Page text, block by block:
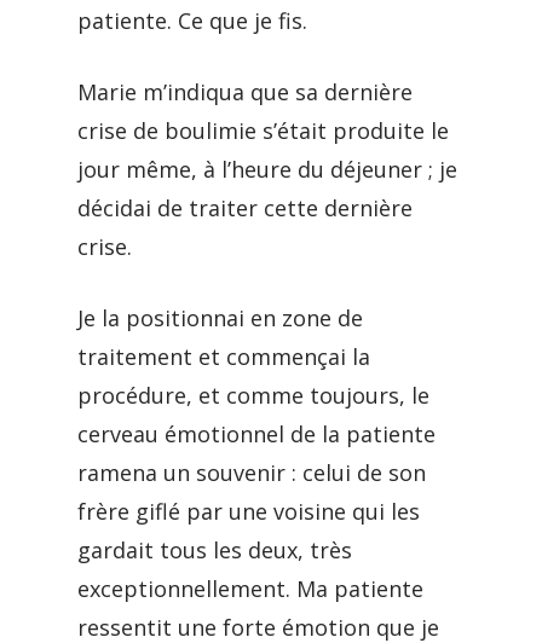
patiente. Ce que je fis.
Marie m’indiqua que sa dernière
crise de boulimie s’était produite le
jour même, à l’heure du déjeuner ; je
décidai de traiter cette dernière
crise.
Je la positionnai en zone de
traitement et commençai la
procédure, et comme toujours, le
cerveau émotionnel de la patiente
ramena un souvenir : celui de son
frère giflé par une voisine qui les
gardait tous les deux, très
exceptionnellement. Ma patiente
ressentit une forte émotion que je